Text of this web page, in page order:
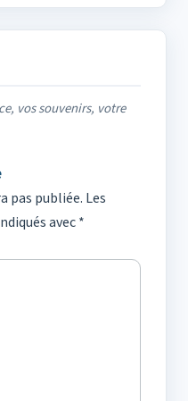
vos souvenirs, votre
pas publiée. Les
avec*